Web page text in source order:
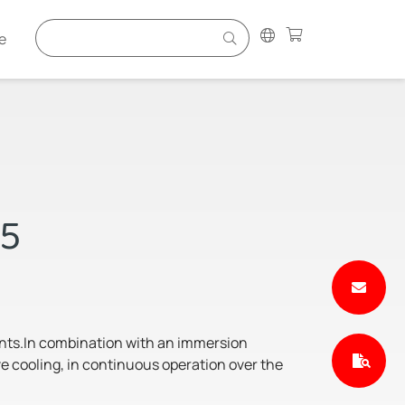
combination with an immersion
cooling, in continuous operation over the